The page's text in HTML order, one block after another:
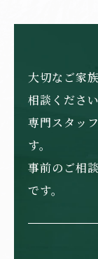
大切なご家
相談ください
専門スタッ
す。
事前のご相
です。